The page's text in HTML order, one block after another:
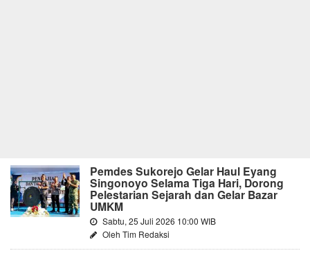
Pemdes Sukorejo Gelar Haul Eyang
Singonoyo Selama Tiga Hari, Dorong
Pelestarian Sejarah dan Gelar Bazar
UMKM
Sabtu, 25 Juli 2026 10:00 WIB
Oleh Tim Redaksi